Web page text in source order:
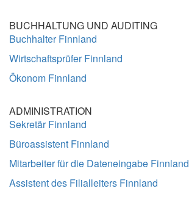
BUCHHALTUNG UND AUDITING
Buchhalter Finnland
Wirtschaftsprüfer Finnland
Ökonom Finnland
ADMINISTRATION
Sekretär Finnland
Büroassistent Finnland
Mitarbeiter für die Dateneingabe Finnland
Assistent des Filialleiters Finnland